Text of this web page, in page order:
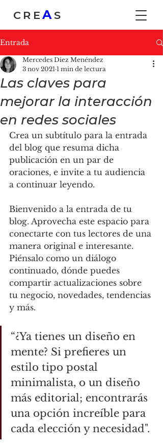
CREA S
Entrada
Las claves para
mejorar la interacción
en redes sociales
Mercedes Diez Menéndez
3 nov 2021 1 min de lectura
Crea un subtítulo para la entrada
del blog que resuma dicha
publicación en un par de
oraciones, e invite a tu audiencia
a continuar leyendo.
Bienvenido a la entrada de tu
blog. Aprovecha este espacio para
conectarte con tus lectores de una
manera original e interesante.
Piénsalo como un diálogo
continuado, dónde puedes
compartir actualizaciones sobre
tu negocio, novedades, tendencias
y más.
“¿Ya tienes un diseño en
mente? Si prefieres un
estilo tipo postal
minimalista, o un diseño
más editorial; encontrarás
una opción increíble para
cada elección y necesidad".